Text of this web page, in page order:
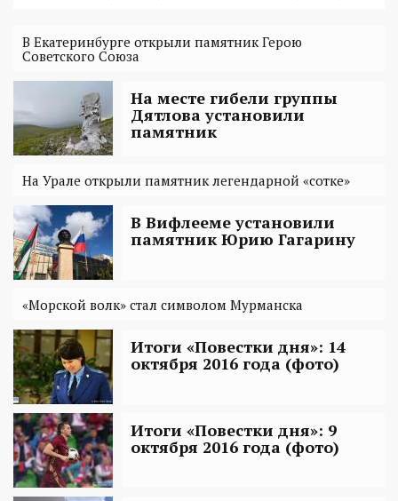
В Екатеринбурге открыли памятник Герою
Советского Союза
На месте гибели группы
Дятлова установили
памятник
На Урале открыли памятник легендарной «сотке»
В Вифлееме установили
памятник Юрию Гагарину
«Морской волк» стал символом Мурманска
Итоги «Повестки дня»: 14
октября 2016 года (фото)
Итоги «Повестки дня»: 9
октября 2016 года (фото)